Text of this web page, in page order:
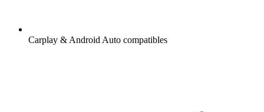
Carplay & Android Auto compatibles